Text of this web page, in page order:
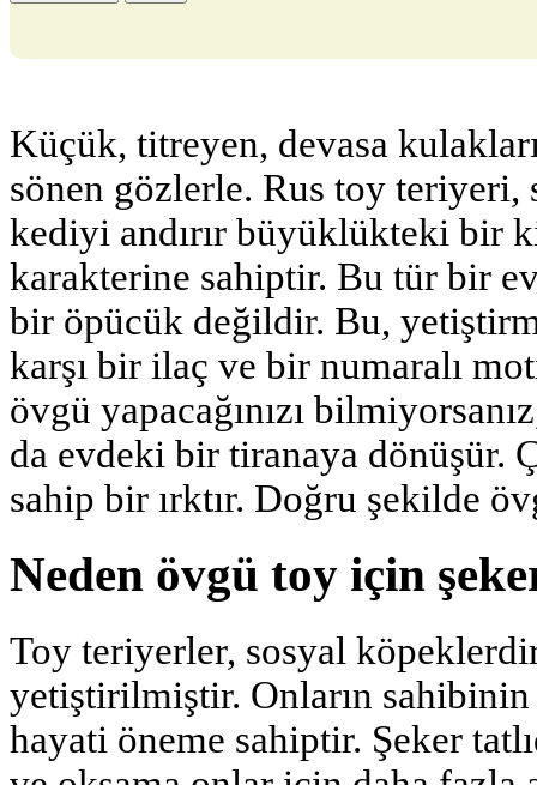
Küçük, titreyen, devasa
sönen gözlerle. Rus toy
kediyi andırır büyüklükteki bir
karakterine sahiptir. Bu tür bir
bir öpücük değildir. Bu,
karşı bir ilaç ve bir numaralı
övgü yapacağınızı
da evdeki bir tiranaya dönüşür.
sahip bir ırktır. Doğru şekilde
Neden övgü toy için
Toy teriyerler, sosyal
yetiştirilmiştir. Onların sahibinin
hayati öneme sahiptir. Şeker